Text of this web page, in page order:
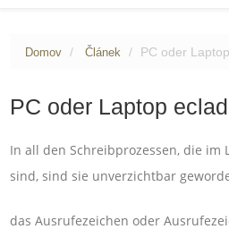
Domov Článek PC oder
PC oder Laptop
In all den Schreibprozessen, die im
sind, sind sie unverzichtbar
das Ausrufezeichen oder